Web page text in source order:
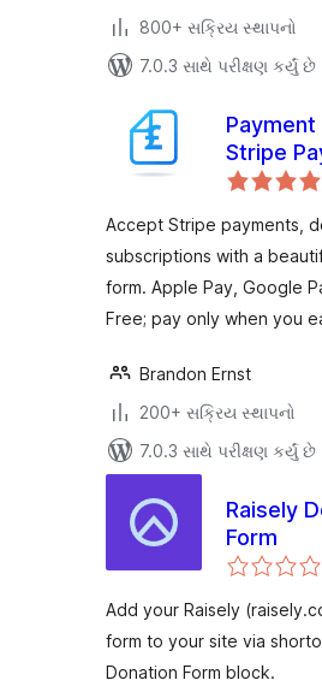
800+ સક્રિય સ્થાપનો
7.0.3 સાથે પરીક્ષણ કર્યું છે
Payment
Stripe
Forms
Accept Stripe payments,
subscriptions with a
form. Apple Pay, Google
Free; pay only when you
Brandon Ernst
200+ સક્રિય સ્થાપનો
7.0.3 સાથે પરીક્ષણ કર્યું છે
Raisely
Form
Add your Raisely
form to your site via
Donation Form block.